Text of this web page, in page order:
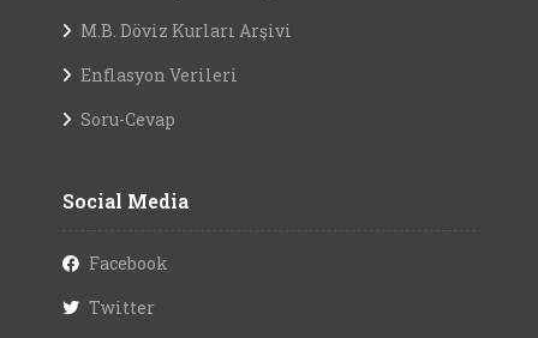
M.B. Döviz Kurları Arşivi
Enflasyon Verileri
Soru-Cevap
Social Media
Facebook
Twitter